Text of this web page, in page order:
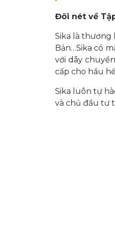
Đôi nét về
Sika là thương
Bản…Sika có
với dây
cấp cho hầu
Sika luôn tự
và chủ đầu tư